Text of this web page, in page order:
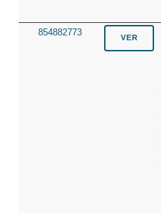
854882773